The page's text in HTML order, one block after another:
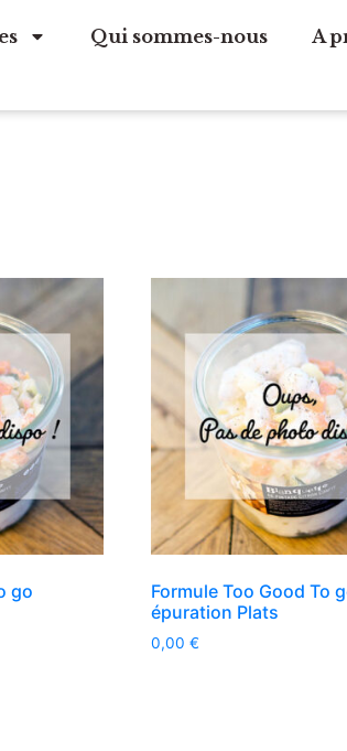
Qui sommes-nous A
go
Formule Too Good To
épuration Plats
0,00€